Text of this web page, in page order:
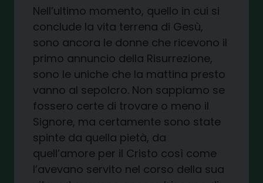
Nell’ultimo momento, quello in cui si
conclude la vita terrena di Gesù,
sono ancora le donne che ricevono il
primo annuncio della Risurrezione,
sono le uniche che la mattina presto
vanno al sepolcro. Non sappiamo se
fossero certe di trovare o meno il
Signore, ma certamente sono state
spinte da quella pietà, da
quell’amore per il Cristo così come
l’avevano servito nel corso della sua